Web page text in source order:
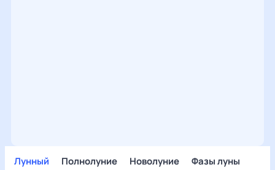
Лунный Полнолуние Новолуние Фазы луны